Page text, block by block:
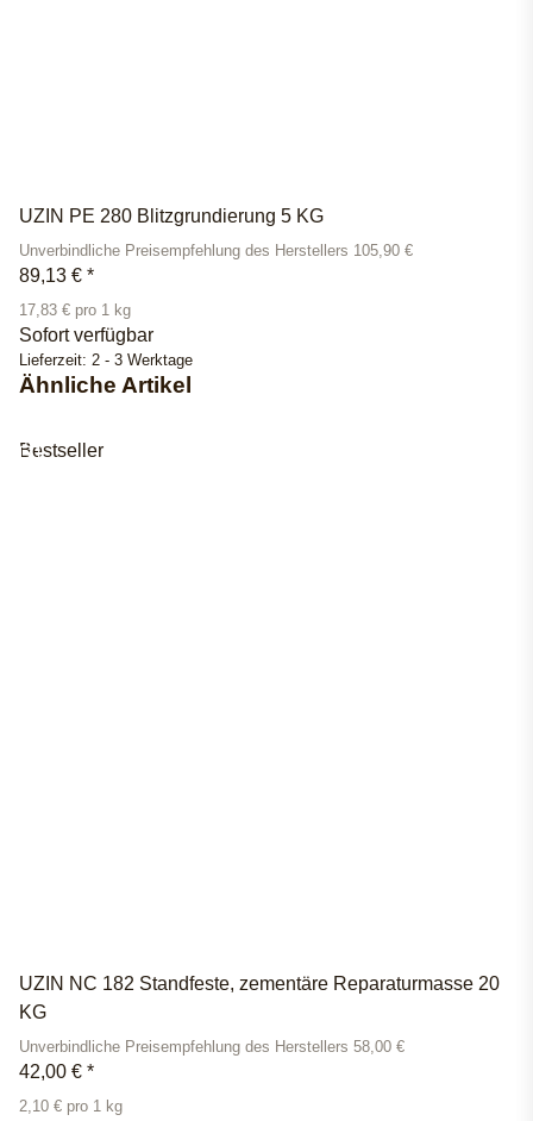
UZIN PE 280 Blitzgrundierung 5 KG
Unverbindliche Preisempfehlung des Herstellers 105,90 €
89,13 € *
17,83 € pro 1 kg
Sofort verfügbar
Lieferzeit: 2 - 3 Werktage
Ähnliche Artikel
Bestseller
UZIN NC 182 Standfeste, zementäre Reparaturmasse 20
KG
Unverbindliche Preisempfehlung des Herstellers 58,00 €
42,00 € *
2,10 € pro 1 kg